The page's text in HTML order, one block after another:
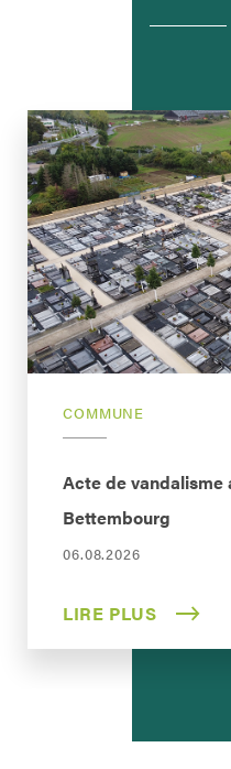
COMMUNE
Acte de vandalisme
Bettembourg
06.08.2026
LIRE PLUS